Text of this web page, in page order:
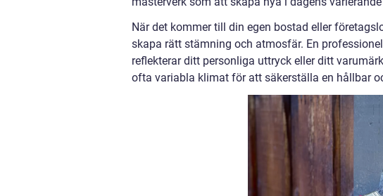
När det kommer till din egen bostad eller
skapa rätt stämning och atmosfär. En
reflekterar ditt personliga uttryck eller ditt
ofta variabla klimat för att säkerställa en hållbar